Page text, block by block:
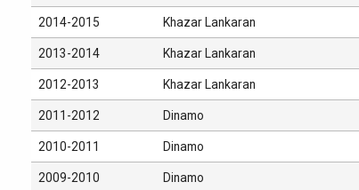
2014-2015 Khazar Lankaran
2013-2014 Khazar Lankaran
2012-2013 Khazar Lankaran
2011-2012 Dinamo
2010-2011 Dinamo
2009-2010 Dinamo